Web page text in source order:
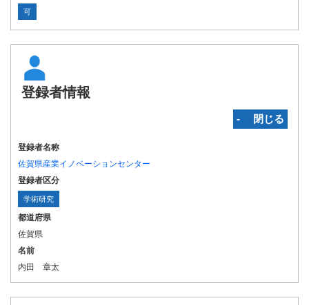
可
登録者情報
‐ 閉じる
登録者名称
佐賀県産業イノベーションセンター
登録者区分
学術研究
都道府県
佐賀県
名前
内田 章太